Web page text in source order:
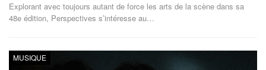
Explorant avec toujours autant de force les arts de la scène dans sa
48e édition, Perspectives s’intéresse au…
MUSIQUE